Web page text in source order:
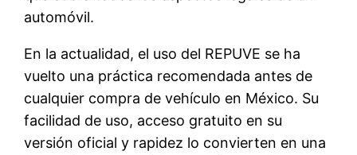
automóvil.
En la actualidad, el uso del REPUVE se ha
vuelto una práctica recomendada antes de
cualquier compra de vehículo en México. Su
facilidad de uso, acceso gratuito en su
versión oficial y rapidez lo convierten en una